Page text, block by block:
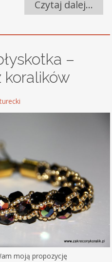
Czytaj dalej…
–
koralików
moją propozycję